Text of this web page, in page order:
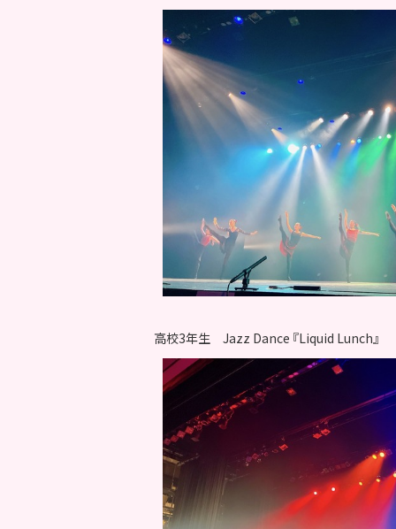
高校3年生 Jazz Dance 『Liquid Lunch』